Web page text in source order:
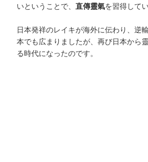
いということで、直傳靈氣を習得して
日本発祥のレイキが海外に伝わり、逆
本でも広まりましたが、再び日本から
る時代になったのです。